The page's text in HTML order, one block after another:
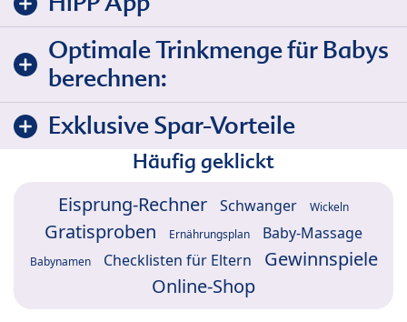
Optimale Trinkmenge für Babys
berechnen:
Exklusive Spar-Vorteile
Häufig geklickt
Eisprung-Rechner Schwanger Wickeln
Gratisproben Ernährungsplan Baby-Massage
Babynamen Checklisten für Eltern
Gewinnspiele
Online-Shop